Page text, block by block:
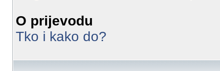
O prijevodu
Tko i kako do?